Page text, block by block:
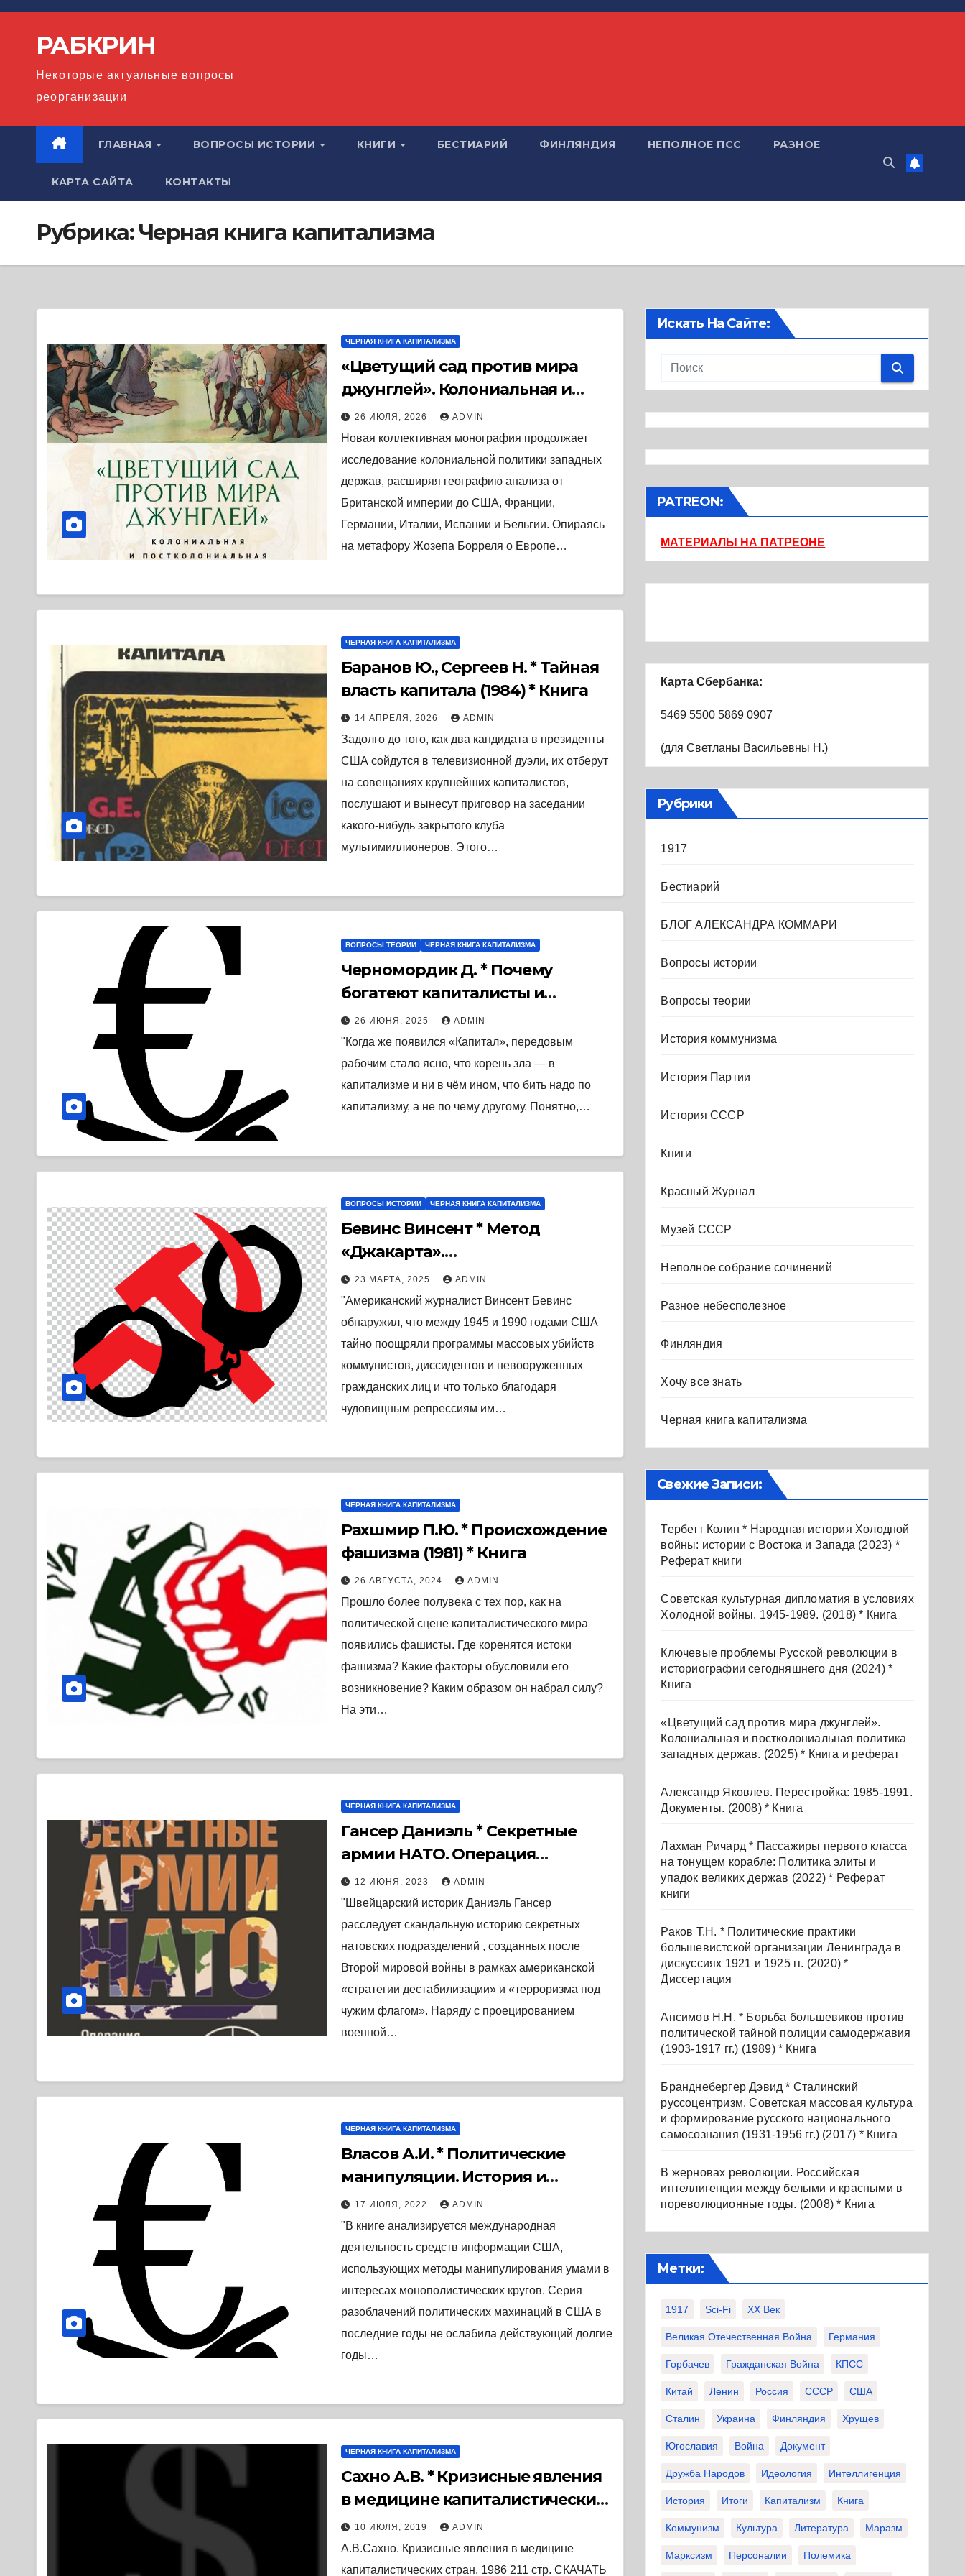
Перейти
содержимомуРАБКРИН
Некоторые актуальные вопросы
реорганизации
ГЛАВНАЯ ВОПРОСЫ ИСТОРИИ КНИГИ БЕСТИАРИЙ ФИНЛЯНДИЯ НЕПОЛНОЕ ПСС РАЗНОЕ
КАРТА САЙТА КОНТАКТЫ
Рубрика:Черная книга капитализма
ЧЕРНАЯ КНИГА КАПИТАЛИЗМА
«Цветущий сад против мира
джунглей». Колониальная и
постколониальная политика
западных держав. (2025) * Книга
и реферат
26 ИЮЛЯ, 2026 ADMIN
Новая коллективная монография продолжает
исследование колониальной политики западных
держав, расширяя географию анализа от
Британской империи до США, Франции,
Германии, Италии, Испании и Бельгии. Опираясь
на метафору Жозепа Борреля о Европе…
ЧЕРНАЯ КНИГА КАПИТАЛИЗМА
Баранов Ю., Сергеев Н. * Тайная
власть капитала (1984) * Книга
14 АПРЕЛЯ, 2026 ADMIN
Задолго до того, как два кандидата в президенты
США сойдутся в телевизионной дуэли, их отберут
на совещаниях крупнейших капиталистов,
послушают и вынесут приговор на заседании
какого-нибудь закрытого клуба
мультимиллионеров. Этого…
ВОПРОСЫ ТЕОРИИ ЧЕРНАЯ КНИГА КАПИТАЛИЗМА
Черномордик Д. * Почему
богатеют капиталисты и
беднеют рабочие (1956) * Книга
26 ИЮНЯ, 2025 ADMIN
"Когда же появился «Капитал», передовым
рабочим стало ясно, что корень зла — в
капитализме и ни в чём ином, что бить надо по
капитализму, а не по чему другому. Понятно,…
ВОПРОСЫ ИСТОРИИ ЧЕРНАЯ КНИГА КАПИТАЛИЗМА
Бевинс Винсент * Метод
«Джакарта».
Антикоммунистический террор
США, изменивший мир. (2023) *
Книга
23 МАРТА, 2025 ADMIN
"Американский журналист Винсент Бевинс
обнаружил, что между 1945 и 1990 годами США
тайно поощряли программы массовых убийств
коммунистов, диссидентов и невооруженных
гражданских лиц и что только благодаря
чудовищным репрессиям им…
ЧЕРНАЯ КНИГА КАПИТАЛИЗМА
Рахшмир П.Ю. * Происхождение
фашизма (1981) * Книга
26 АВГУСТА, 2024 ADMIN
Прошло более полувека с тех пор, как на
политической сцене капиталистического мира
появились фашисты. Где коренятся истоки
фашизма? Какие факторы обусловили его
возникновение? Каким образом он набрал силу?
На эти…
ЧЕРНАЯ КНИГА КАПИТАЛИЗМА
Гансер Даниэль * Секретные
армии НАТО. Операция
«Гладио» и терроризм в
Западной Европе. (2017) * Книга
12 ИЮНЯ, 2023 ADMIN
"Швейцарский историк Даниэль Гансер
расследует скандальную историю секретных
натовских подразделений , созданных после
Второй мировой войны в рамках американской
«стратегии дестабилизации» и «терроризма под
чужим флагом». Наряду с проецированием
военной…
ЧЕРНАЯ КНИГА КАПИТАЛИЗМА
Власов А.И. * Политические
манипуляции. История и
практика средств массовой
информации США. (1982) * Книга
17 ИЮЛЯ, 2022 ADMIN
"В книге анализируется международная
деятельность средств информации США,
использующих методы манипулирования умами в
интересах монополистических кругов. Серия
разоблачений политических махинаций в США в
последние годы не ослабила действующий долгие
годы…
ЧЕРНАЯ КНИГА КАПИТАЛИЗМА
Сахно А.В. * Кризисные явления
в медицине капиталистических
стран (1986) * Книга
10 ИЮЛЯ, 2019 ADMIN
А.В.Сахно. Кризисные явления в медицине
капиталистических стран. 1986 211 стр. СКАЧАТЬ
Искать На Сайте:
PATREON:
МАТЕРИАЛЫ НА ПАТРЕОНЕ
Карта Сбербанка:
5469 5500 5869 0907
(для Светланы Васильевны Н.)
Рубрики
1917
Бестиарий
БЛОГ АЛЕКСАНДРА КОММАРИ
Вопросы истории
Вопросы теории
История коммунизма
История Партии
История СССР
Книги
Красный Журнал
Музей СССР
Неполное собрание сочинений
Разное небесполезное
Финляндия
Хочу все знать
Черная книга капитализма
Свежие Записи:
Тербетт Колин * Народная история Холодной
войны: истории с Востока и Запада (2023) *
Реферат книги
Советская культурная дипломатия в условиях
Холодной войны. 1945-1989. (2018) * Книга
Ключевые проблемы Русской революции в
историографии сегодняшнего дня (2024) *
Книга
«Цветущий сад против мира джунглей».
Колониальная и постколониальная политика
западных держав. (2025) * Книга и реферат
Александр Яковлев. Перестройка: 1985-1991.
Документы. (2008) * Книга
Лахман Ричард * Пассажиры первого класса
на тонущем корабле: Политика элиты и
упадок великих держав (2022) * Реферат
книги
Раков Т.Н. * Политические практики
большевистской организации Ленинграда в
дискуссиях 1921 и 1925 гг. (2020) *
Диссертация
Ансимов Н.Н. * Борьба большевиков против
политической тайной полиции самодержавия
(1903-1917 гг.) (1989) * Книга
Бранднебергер Дэвид * Сталинский
руссоцентризм. Советская массовая культура
и формирование русского национального
самосознания (1931-1956 гг.) (2017) * Книга
В жерновах революции. Российская
интеллигенция между белыми и красными в
пореволюционные годы. (2008) * Книга
Метки:
1917 Sci-Fi XX Век
Великая Отечественная Война Германия
Горбачев Гражданская Война КПСС
Китай Ленин Россия СССР США
Сталин Украина Финляндия Хрущев
Югославия Война Документ
Дружба Народов Идеология Интеллигенция
История Итоги Капитализм Книга
Коммунизм Культура Литература Маразм
Марксизм Персоналии Полемика